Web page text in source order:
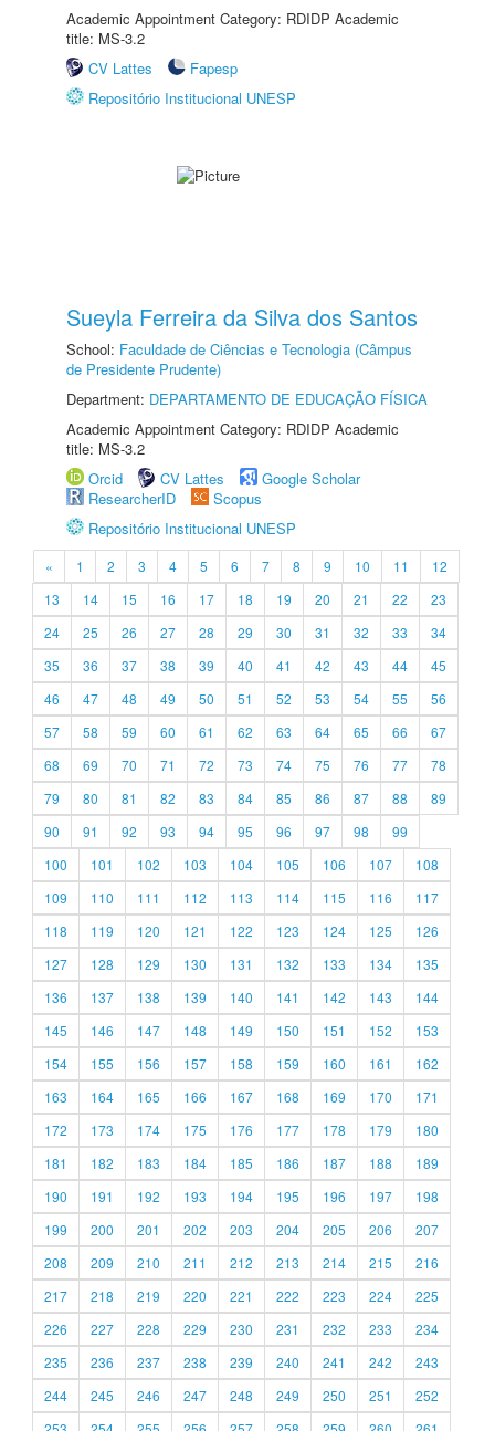
Academic Appointment Category: RDIDP Academic
title: MS-3.2
CV Lattes
Fapesp
Repositório Institucional UNESP
Sueyla Ferreira da Silva dos Santos
School: Faculdade de Ciências e Tecnologia (Câmpus
de Presidente Prudente)
Department: DEPARTAMENTO DE EDUCAÇÃO FÍSICA
Academic Appointment Category: RDIDP Academic
title: MS-3.2
Orcid
CV Lattes
Google Scholar
ResearcherID
Scopus
Repositório Institucional UNESP
« 1 2 3 4 5 6 7 8 9 10 11
12
13
14 15 16 17 18 19 20 21 22
23
24
25 26 27 28 29 30 31 32 33
34
35
36 37 38 39 40 41 42 43 44
45
46
47 48 49 50 51 52 53 54 55
56
57
58 59 60 61 62 63 64 65 66
67
68
69 70 71 72 73 74 75 76 77
78
79
80 81 82 83 84 85 86 87 88
89
90
91 92 93 94 95 96 97 98
99
100
101 102 103 104 105 106 107
108
109
110 111 112 113 114 115 116
117
118
119 120 121 122 123 124 125
126
127
128 129 130 131 132 133 134
135
136
137 138 139 140 141 142 143
144
145
146 147 148 149 150 151 152
153
154
155 156 157 158 159 160 161
162
163
164 165 166 167 168 169 170
171
172
173 174 175 176 177 178 179
180
181
182 183 184 185 186 187 188
189
190
191 192 193 194 195 196 197
198
199
200 201 202 203 204 205 206
207
208
209 210 211 212 213 214 215
216
217
218 219 220 221 222 223 224
225
226
227 228 229 230 231 232 233
234
235
236 237 238 239 240 241 242
243
244
245 246 247 248 249 250 251
252